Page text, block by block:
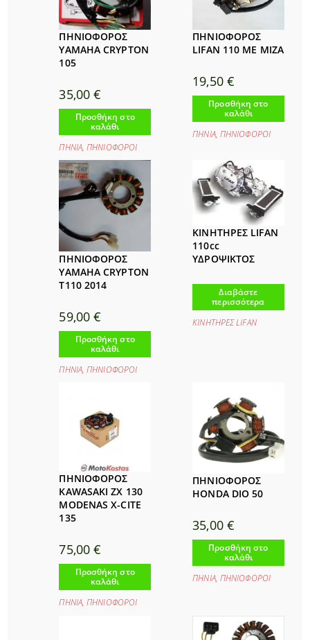
ΠΗΝΙΟΦΟΡΟΣ
YAMAHA CRYPTON
105
35,00€
Προσθήκη στο
καλάθι
ΠΗΝΙΑ,ΠΗΝΙΟΦΟΡΟΙ
ΠΗΝΙΟΦΟΡΟΣ
LIFAN 110 ΜΕ ΜΙΖΑ
19,50 €
Προσθήκη στο
καλάθι
ΠΗΝΙΑ, ΠΗΝΙΟΦΟΡΟΙ
ΠΗΝΙΟΦΟΡΟΣ
YAMAHA CRYPTON
T110 2014
59,00€
Προσθήκη στο
καλάθι
ΠΗΝΙΑ,ΠΗΝΙΟΦΟΡΟΙ
ΚΙΝΗΤΗΡΕΣ LIFAN
110cc
ΥΔΡΟΨΙΚΤΟΣ
Διαβάστε
περισσότερα
ΚΙΝΗΤΗΡΕΣ LIFAΝ
ΠΗΝΙΟΦΟΡΟΣ
KAWASAKI ZX 130
MODENAS X-CITE
135
75,00€
Προσθήκη στο
καλάθι
ΠΗΝΙΑ,ΠΗΝΙΟΦΟΡΟΙ
ΠΗΝΙΟΦΟΡΟΣ
HONDA DIO 50
35,00 €
Προσθήκη στο
καλάθι
ΠΗΝΙΑ, ΠΗΝΙΟΦΟΡΟΙ